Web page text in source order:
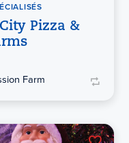
Pizza &
Farm